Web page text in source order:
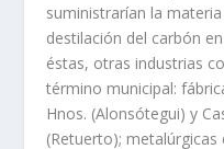
suministrarían la
destilación del carbón
éstas, otras industrias
término municipal:
Hnos. (Alonsótegui) y
(Retuerto);